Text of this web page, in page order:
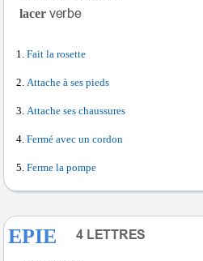
lacer
Fait la rosette
Attache à ses pieds
Attache ses chaussures
Fermé avec un cordon
Ferme la pompe
EPIE